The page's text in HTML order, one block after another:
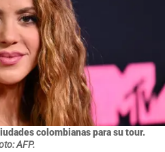
colombianas para su tour.
AFP.